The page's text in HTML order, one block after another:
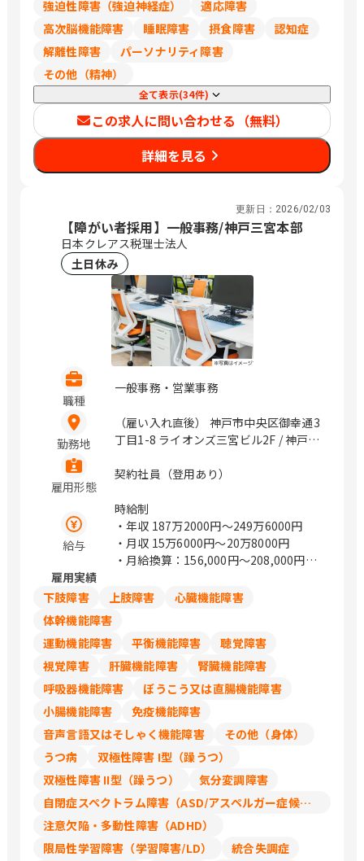
強迫性障害（強迫神経症）
適応障害
高次脳機能障害
睡眠障害 摂食障害
認知症
解離性障害
パーソナリティ障害
その他（精神）
全て表示(34件)
この求人に問い合わせる（無料）
詳細を見る
更新日： 2026/02/03
【障がい者採用】一般事務/神戸三宮本部
日本クレアス税理士法人
土日休み
職種
一般事務・営業事務
勤務地
（雇い入れ直後） 神戸市中央区御幸通3
丁目1-8 ライオンズ三宮ビル2F / 神戸三
雇用形態
契約社員（登用あり）
給与
時給制
・年収 187万2000円〜249万6000円
・月収 15万6000円〜20万8000円
・月給換算：156,000円～208,000円
・年収=時給×6時間勤務×週5日勤務
ます
雇用実績
下肢障害
上肢障害
心臓機能障害
体幹機能障害
運動機能障害
平衡機能障害
聴覚障害
視覚障害
肝臓機能障害
腎臓機能障害
呼吸器機能障害
ぼうこう又は直腸機能障害
小腸機能障害
免疫機能障害
音声言語又はそしゃく機能障害
その他（身体）
うつ病
双極性障害 I型（躁うつ）
双極性障害 II型（躁うつ）
気分変調障害
自閉症スペクトラム障害（ASD/アスペルガー症候群/広汎性発達障害）
注意欠陥・多動性障害（ADHD）
限局性学習障害（学習障害/LD）
統合失調症